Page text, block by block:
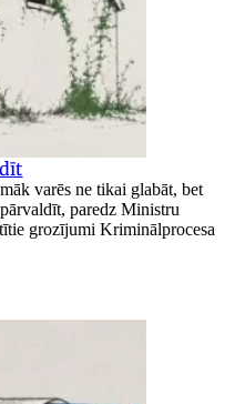
varēs ne tikai glabāt, bet
paredz Ministru
grozījumi Kriminālprocesa